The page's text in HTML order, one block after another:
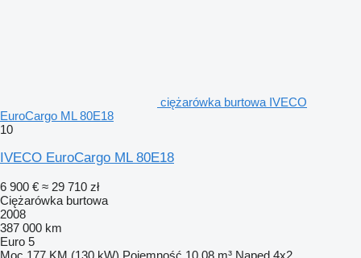
ciężarówka burtowa IVECO
EuroCargo ML 80E18
10
IVECO EuroCargo ML 80E18
6 900 € ≈ 29 710 zł
Ciężarówka burtowa
2008
387 000 km
Euro 5
Moc 177 KM (130 kW) Pojemność 10,08 m³ Napęd 4x2